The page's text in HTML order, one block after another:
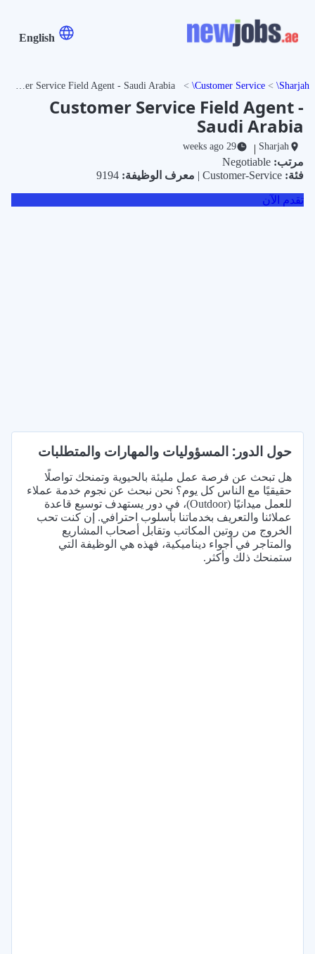
English
Sharjah
Customer Service
Customer Service Field Agent -
Saudi Arabia
Sharjah
|
29 weeks ago
مرتب:
فئة:
معرف الوظيفة:
تقدم الآن
حول الدور: المسؤوليات والمهارات والمتطلبات
هل تبحث عن فرصة عمل مليئة بالحيوية وتمنحك تواصلًا
حقيقيًا مع الناس كل يوم؟ نحن نبحث عن نجوم خدمة عملاء
للعمل ميدانيًا (Outdoor)، في دور يستهدف توسيع قاعدة
عملائنا والتعريف بخدماتنا بأسلوب احترافي. إن كنت تحب
الخروج من روتين المكاتب وتقابل أصحاب المشاريع
والمتاجر في أجواء ديناميكية، فهذه هي الوظيفة التي
ستمنحك ذلك وأكثر.